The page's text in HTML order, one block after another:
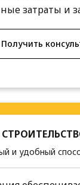
затраты и
Получить
и удобный